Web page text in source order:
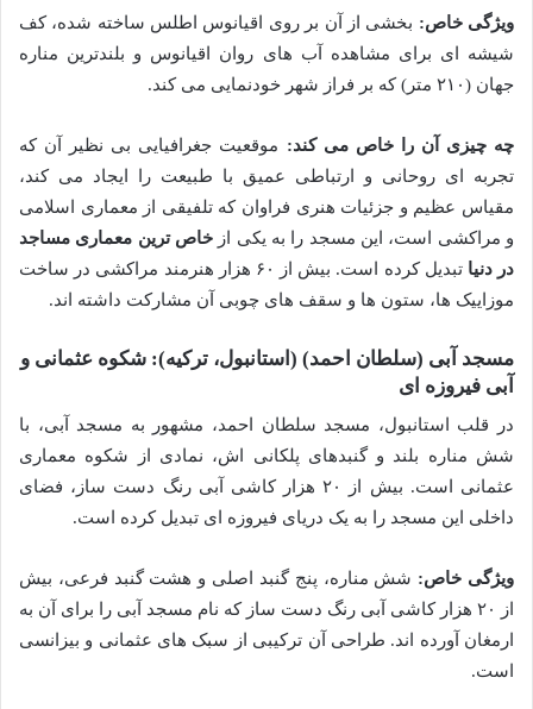
ویژگی خاص: بخشی از آن بر روی اقیانوس اطلس ساخته شده، کف
شیشه ای برای مشاهده آب های روان اقیانوس و بلندترین مناره
جهان (۲۱۰ متر) که بر فراز شهر خودنمایی می کند.
چه چیزی آن را خاص می کند: موقعیت جغرافیایی بی نظیر آن که
تجربه ای روحانی و ارتباطی عمیق با طبیعت را ایجاد می کند،
مقیاس عظیم و جزئیات هنری فراوان که تلفیقی از معماری اسلامی
و مراکشی است، این مسجد را به یکی از خاص ترین معماری مساجد
در دنیا
تبدیل کرده است. بیش از ۶۰ هزار هنرمند مراکشی در ساخت
موزاییک ها، ستون ها و سقف های چوبی آن مشارکت داشته اند.
مسجد آبی (سلطان احمد) (استانبول، ترکیه): شکوه عثمانی و
آبی فیروزه ای
در قلب استانبول، مسجد سلطان احمد، مشهور به مسجد آبی، با
شش مناره بلند و گنبدهای پلکانی اش، نمادی از شکوه معماری
عثمانی است. بیش از ۲۰ هزار کاشی آبی رنگ دست ساز، فضای
داخلی این مسجد را به یک دریای فیروزه ای تبدیل کرده است.
ویژگی خاص: شش مناره، پنج گنبد اصلی و هشت گنبد فرعی، بیش
از ۲۰ هزار کاشی آبی رنگ دست ساز که نام مسجد آبی را برای آن به
ارمغان آورده اند. طراحی آن ترکیبی از سبک های عثمانی و بیزانسی
است.